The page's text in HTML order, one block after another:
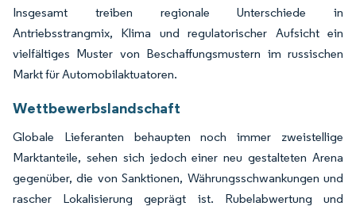
Insgesamt treiben regionale Unterschiede in
Antriebsstrangmix, Klima und regulatorischer Aufsicht ein
vielfältiges Muster von Beschaffungsmustern im russischen
Markt für Automobilaktuatoren.
Wettbewerbslandschaft
Globale Lieferanten behaupten noch immer zweistellige
Marktanteile, sehen sich jedoch einer neu gestalteten Arena
gegenüber, die von Sanktionen, Währungsschwankungen und
rascher Lokalisierung geprägt ist. Rubelabwertung und